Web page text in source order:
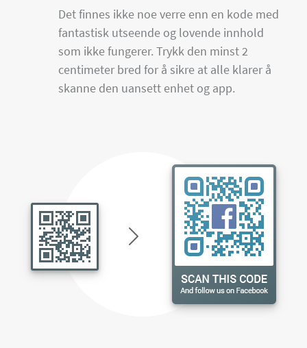
Det finnes ikke noe verre enn en kode med
fantastisk utseende og lovende innhold
som ikke fungerer. Trykk den minst 2
centimeter bred for å sikre at alle klarer å
skanne den uansett enhet og app.